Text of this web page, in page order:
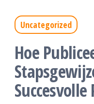
Uncategorized
Hoe